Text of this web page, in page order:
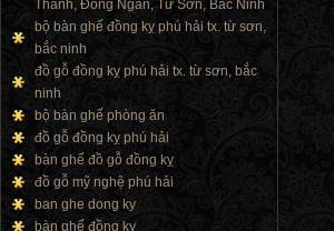
Thành, Đông Ngàn, Từ Sơn, Bắc Ninh
bộ bàn ghế đồng kỵ phú hải tx. từ sơn,
bắc ninh
đồ gỗ đồng kỵ phú hải tx. từ sơn, bắc
ninh
bộ bàn ghế phòng ăn
đồ gỗ đồng kỵ phú hải
bàn ghế đồ gỗ đồng kỵ
đồ gỗ mỹ nghệ phú hải
ban ghe dong ky
bàn ghế đồng kỵ